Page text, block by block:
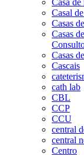
Casal
Casas
Casas
Casas
Cascais
cath lab
CBL
CCP
CCU
central
central
Centro